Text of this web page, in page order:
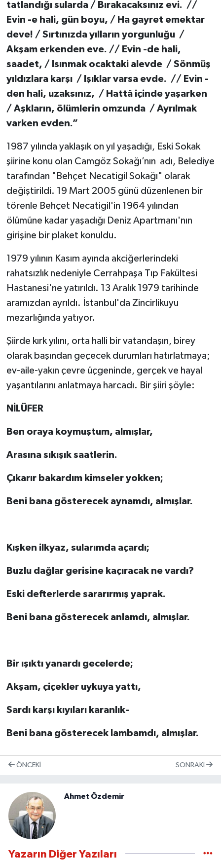
tatlandığı sularda / Bırakacaksınız evi. //
Evin -e hali, gün boyu, / Ha gayret emektar
deve! / Sırtınızda yılların yorgunluğu /
Akşam erkenden eve. // Evin -de hali,
saadet, / Isınmak ocaktaki alevde / Sönmüş
yıldızlara karşı / Işıklar varsa evde. // Evin -
den hali, uzaksınız, / Hattâ içinde yaşarken
/ Aşkların, ölümlerin omzunda / Ayrılmak
varken evden.”
1987 yılında yaklaşık on yıl yaşadığı, Eski Sokak
şiirine konu olan Camgöz Sokağı’nın adı, Belediye
tarafından "Behçet Necatigil Sokağı" olarak
değiştirildi. 19 Mart 2005 günü düzenlenen bir
törenle Behçet Necatigil'in 1964 yılından
ölümüne kadar yaşadığı Deniz Apartmanı'nın
girişine bir plaket konuldu.
1979 yılının Kasım ayında akciğerlerindeki
rahatsızlık nedeniyle Cerrahpaşa Tıp Fakültesi
Hastanesi'ne yatırıldı. 13 Aralık 1979 tarihinde
aramızdan ayrıldı. İstanbul'da Zincirlikuyu
mezarlığında yatıyor.
Şiirde kırk yılını, orta halli bir vatandaşın, birey
olarak başından geçecek durumları hatırlatmaya;
ev-aile-yakın çevre üçgeninde, gerçek ve hayal
yaşantılarını anlatmaya harcadı. Bir şiiri şöyle:
NİLÜFER
Ben oraya koymuştum, almışlar,
Arasına sıkışık saatlerin.
Çıkarır bakardım kimseler yokken;
Beni bana gösterecek aynamdı, almışlar.
Kışken ilkyaz, sularımda açardı;
Buzlu dağlar gerisine kaçıracak ne vardı?
Eski defterlerde sararırmış yaprak.
Beni bana gösterecek anlamdı, almışlar.
Bir ışıktı yanardı gecelerde;
Akşam, çiçekler uykuya yattı,
Sardı karşı kıyıları karanlık-
Beni bana gösterecek lambamdı, almışlar.
ÖNCEKI SONRAKI
Ahmet Özdemir
Yazarın Diğer Yazıları